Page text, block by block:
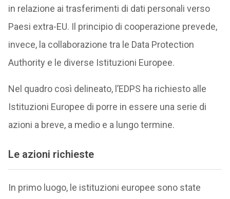
in relazione ai trasferimenti di dati personali verso
Paesi extra-EU. Il principio di cooperazione prevede,
invece, la collaborazione tra le Data Protection
Authority e le diverse Istituzioni Europee.
Nel quadro così delineato, l’EDPS ha richiesto alle
Istituzioni Europee di porre in essere una serie di
azioni a breve, a medio e a lungo termine.
Le azioni richieste
In primo luogo, le istituzioni europee sono state